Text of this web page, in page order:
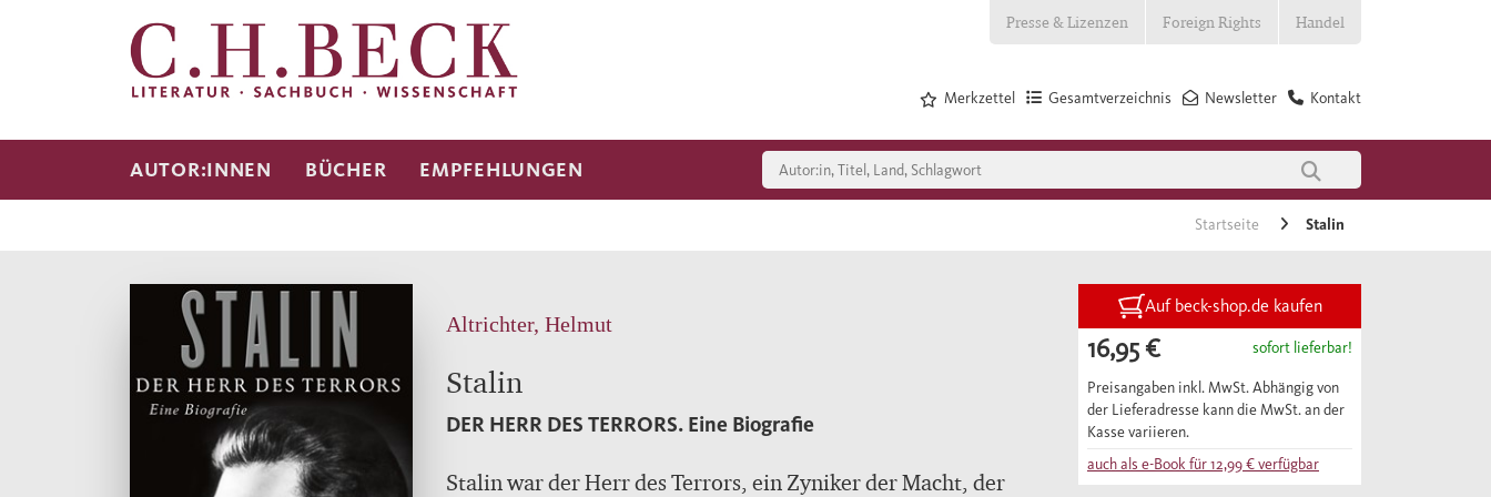
Presse & Lizenzen Foreign Rights Handel
Kontakt
Newsletter
Gesamtverzeichnis
Merkzettel
AUTOR:INNEN BÜCHER EMPFEHLUNGEN
Startseite Stalin
Altrichter, Helmut
Stalin
DER HERR DES TERRORS. Eine Biografie
Stalin war der Herr des Terrors, ein Zyniker der Macht, der
Auf beck-shop.de kaufen
16,95 € sofort lieferbar!
Preisangaben inkl. MwSt. Abhängig von
der Lieferadresse kann die MwSt. an der
Kasse variieren.
auch als e-Book für12,99 €verfügbar